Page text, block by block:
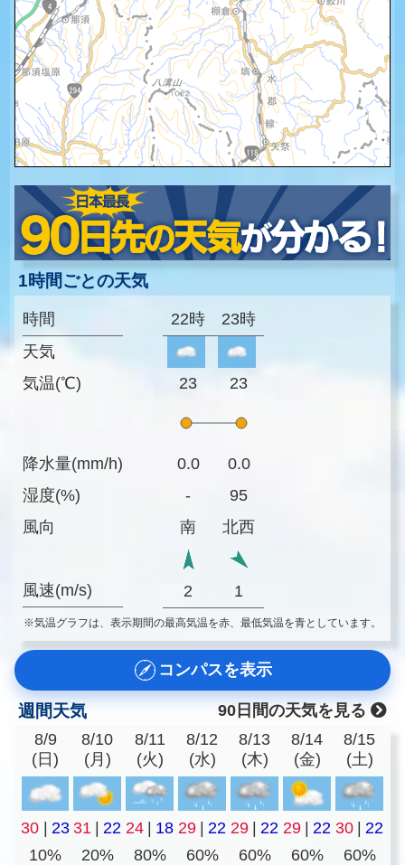
1時間ごとの天気
時間
天気
気温(℃)
降水量(mm/h)
湿度(%)
風向
風速(m/s)
22時 23時
23 23
0.0
0.0
-
95
南
北西
2 1
※気温グラフは、表示期間の最高気温を赤、最低気温を青としています。
コンパスを表示
週間天気
90日間の天気を見る
8/9
(日)
8/10
(月)
8/11
(火)
8/12
(水)
8/13
(木)
8/14
(金)
8/15
(土)
30 | 23 31 | 22 24 | 18 29 | 22 29 | 22 29 | 22 30 | 22
10%
20% 80% 60% 60% 60% 60%